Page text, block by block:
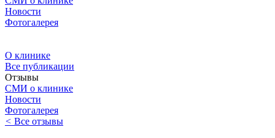
Новости
Фотогалерея
О клинике
Все публикации
Отзывы
СМИ о клинике
Новости
Фотогалерея
< Все отзывы